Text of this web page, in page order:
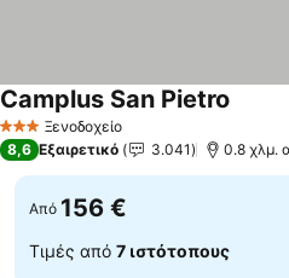
3 ΑστέριαΞενοδοχείο
Camplus San Pietro
8,6 Εξαιρετικό 3.041 0.8 χλμ.
Από 156 €
Τιμές από 7 ιστότοπους